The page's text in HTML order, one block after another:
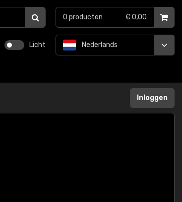
Licht Nederlands
0 producten € 0,00
Inloggen